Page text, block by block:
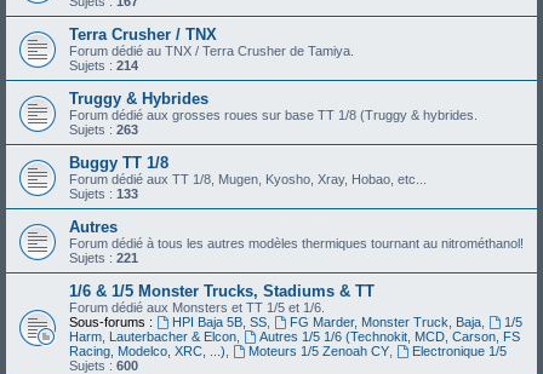
Terra Crusher / TNX
Forum dédié au TNX / Terra Crusher de Tamiya.
Sujets : 214
Truggy & Hybrides
Forum dédié aux grosses roues sur base TT 1/8 (Truggy & hybrides.
Sujets : 263
Buggy TT 1/8
Forum dédié aux TT 1/8, Mugen, Kyosho, Xray, Hobao, etc...
Sujets : 133
Autres
Forum dédié à tous les autres modèles thermiques tournant au nitrométhanol!
Sujets : 221
1/6 & 1/5 Monster Trucks, Stadiums & TT
Forum dédié aux Monsters et TT 1/5 et 1/6.
Sous-forums :
HPI Baja 5B, SS, FG Marder, Monster Truck, Baja,
1/5
Harm, Lauterbacher & Elcon
Autres 1/5 1/6 (Technokit, MCD, Carson, FS
Racing, Modelco, XRC, ...)
Moteurs 1/5 Zenoah CY,
Electronique 1/5
Sujets : 600